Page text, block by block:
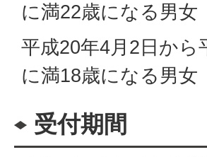
に満22歳になる男女
平成20年4月2日から
に満18歳になる男女
受付期間